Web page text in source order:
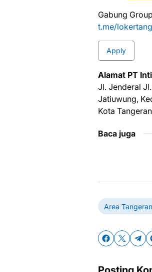
Gabung
t.me/
Apply
Alаmаt PT
Jl. Jenderal
Jatiuwung,
Kota
Baca juga
Area